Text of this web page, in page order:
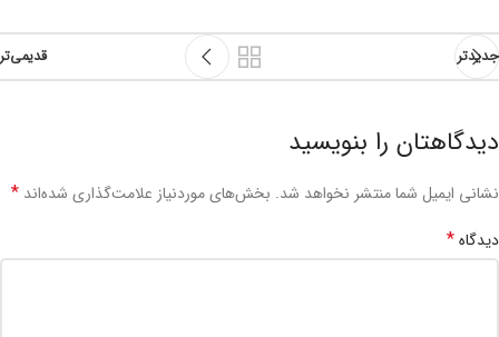
جدیدتر قدیمی‌تر
دیدگاهتان را بنویسید
نشانی ایمیل شما منتشر نخواهد شد. بخش‌های موردنیاز علامت‌گذاری شده‌اند *
دیدگاه*